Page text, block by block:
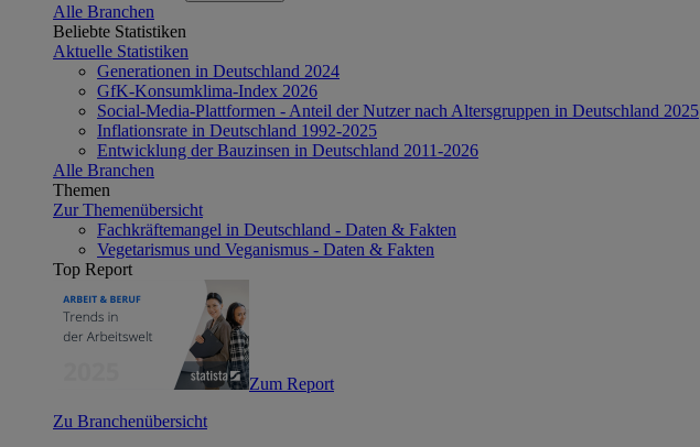
Alle Branchen
Beliebte Statistiken
Aktuelle Statistiken
Generationen in Deutschland 2024
GfK-Konsumklima-Index 2026
Social-Media-Plattformen - Anteil der Nutzer nach Altersgruppen in Deutschland 2025
Inflationsrate in Deutschland 1992-2025
Entwicklung der Bauzinsen in Deutschland 2011-2026
Alle Branchen
Themen
Zur Themenübersicht
Fachkräftemangel in Deutschland - Daten & Fakten
Vegetarismus und Veganismus - Daten & Fakten
Top Report
Zum Report
Zu Branchenübersicht